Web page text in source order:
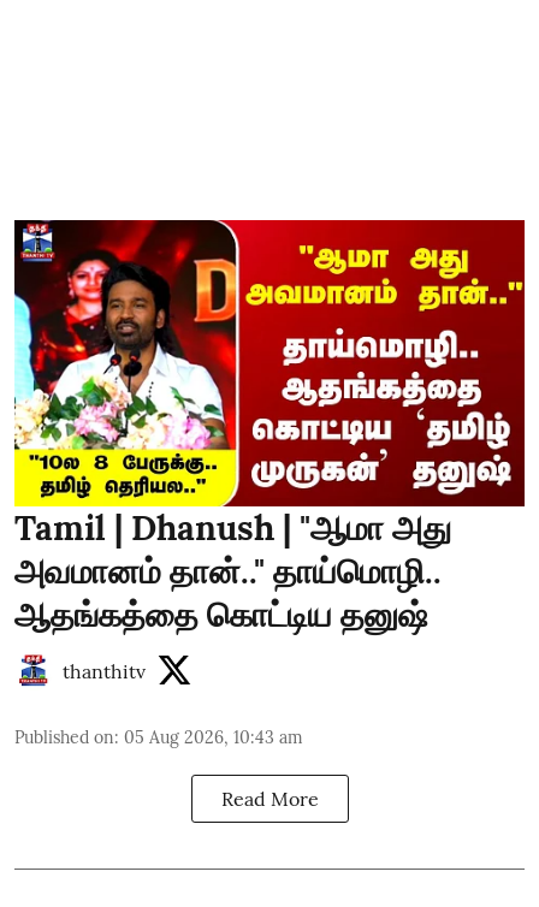
Tamil | Dhanush | "ஆமா அது
அவமானம் தான்.." தாய்மொழி..
ஆதங்கத்தை கொட்டிய தனுஷ்
thanthitv
Published on: 05 Aug 2026, 10:43 am
Read More